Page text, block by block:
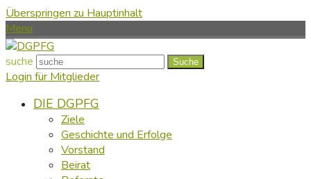
Überspringen zu Hauptinhalt
Menu
suche Suche
Login für Mitglieder
DIE DGPFG
Ziele
Geschichte und Erfolge
Vorstand
Beirat